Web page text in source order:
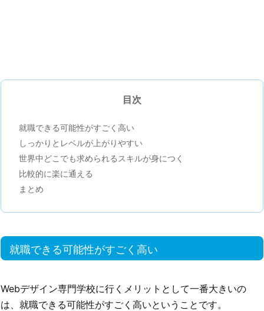
目次
就職できる可能性がすごく高い
しっかりとレベルが上がりやすい
世界中どこでも求められるスキルが身につく
比較的に楽に通える
まとめ
就職できる可能性がすごく高い
Webデザイン専門学校に行くメリットとして一番大きいの
は、就職できる可能性がすごく高いということです。